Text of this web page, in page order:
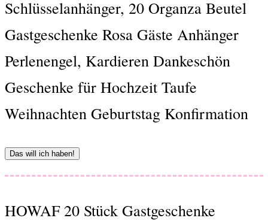
Schlüsselanhänger, 20 Organza Beutel
Gastgeschenke Rosa Gäste Anhänger
Perlenengel, Kardieren Dankeschön
Geschenke für Hochzeit Taufe
Weihnachten Geburtstag Konfirmation
Das will ich haben!
HOWAF 20 Stück Gastgeschenke